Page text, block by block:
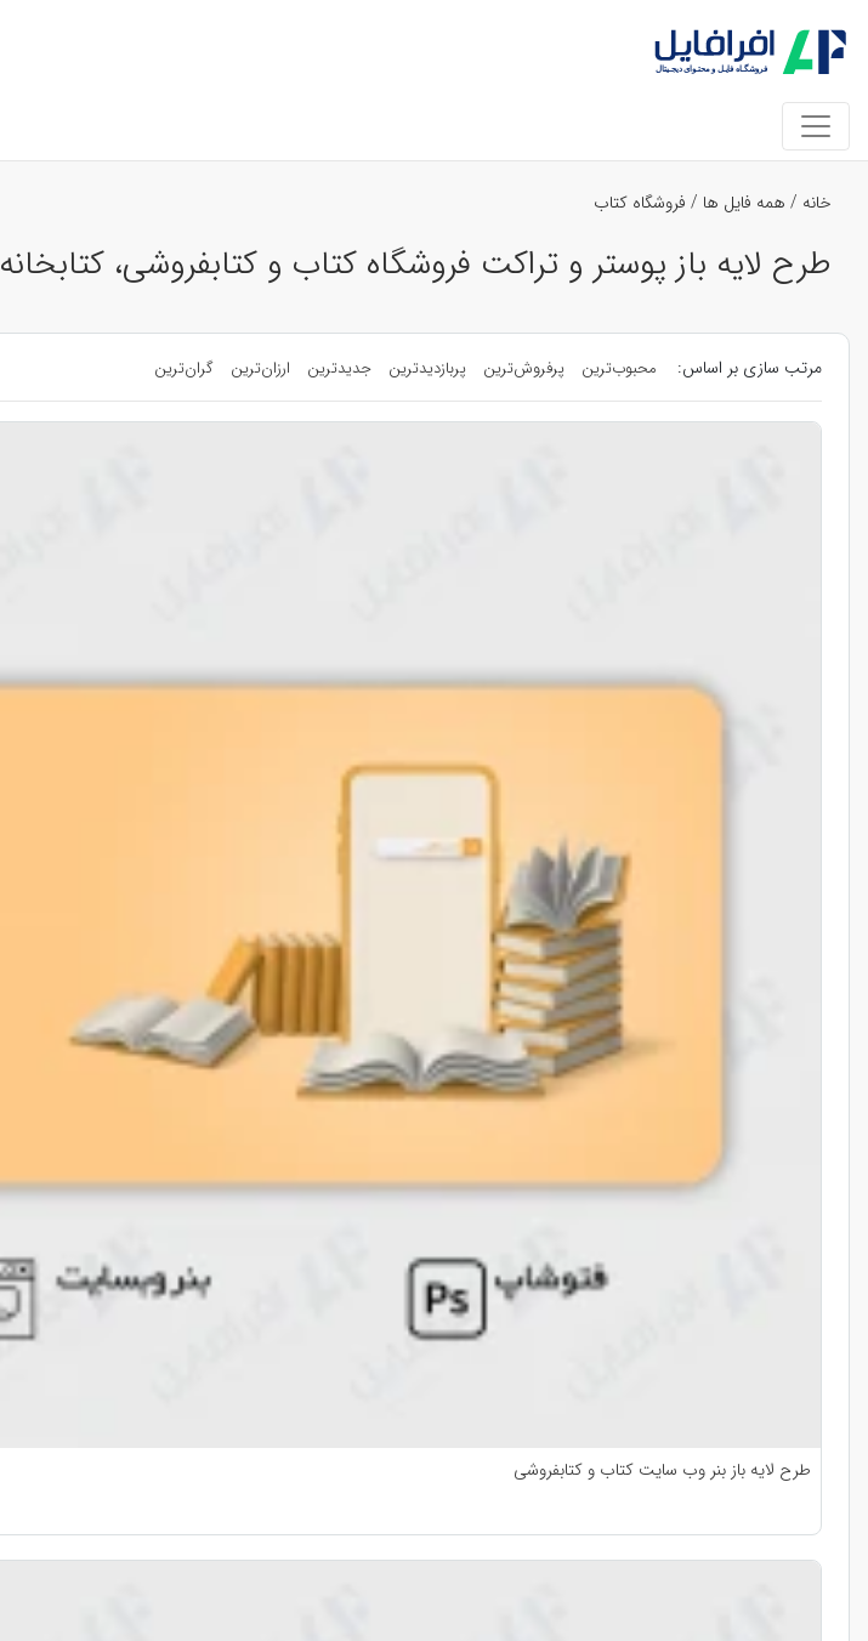
خانه / همه فایل ها / فروشگاه کتاب
طرح لایه باز پوستر و تراکت فروشگاه کتاب و کتابفروشی، کتابخانه
مرتب سازی بر اساس: محبوب‌ترین پرفروش‌ترین پربازدیدترین جدیدترین ارزان‌ترین گران‌ترین
طرح لایه باز بنر وب سایت کتاب و کتابفروشی